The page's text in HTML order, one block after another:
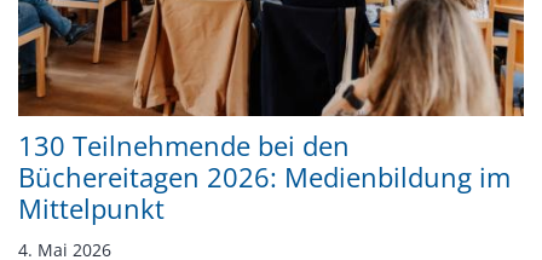
130 Teilnehmende bei den
Büchereitagen 2026: Medienbildung im
Mittelpunkt
4. Mai 2026